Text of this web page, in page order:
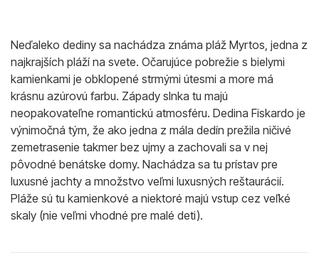
Neďaleko dediny sa nachádza známa pláž Myrtos, jedna z
najkrajších pláží na svete. Očarujúce pobrežie s bielymi
kamienkami je obklopené strmými útesmi a more má
krásnu azúrovú farbu. Západy slnka tu majú
neopakovateľne romantickú atmosféru. Dedina Fiskardo je
výnimočná tým, že ako jedna z mála dedín prežila ničivé
zemetrasenie takmer bez ujmy a zachovali sa v nej
pôvodné benátske domy. Nachádza sa tu prístav pre
luxusné jachty a množstvo veľmi luxusných reštaurácií.
Pláže sú tu kamienkové a niektoré majú vstup cez veľké
skaly (nie veľmi vhodné pre malé deti).